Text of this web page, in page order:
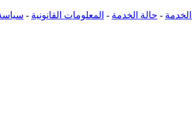
- حالة الخدمة - المعلومات القانونية -